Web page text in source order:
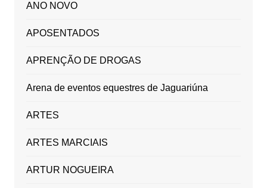
ANO NOVO
APOSENTADOS
APRENÇÃO DE DROGAS
Arena de eventos equestres de Jaguariúna
ARTES
ARTES MARCIAIS
ARTUR NOGUEIRA